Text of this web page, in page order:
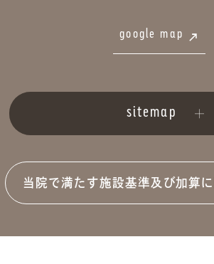
google map
sitemap
当院で満たす施設基準及び加算